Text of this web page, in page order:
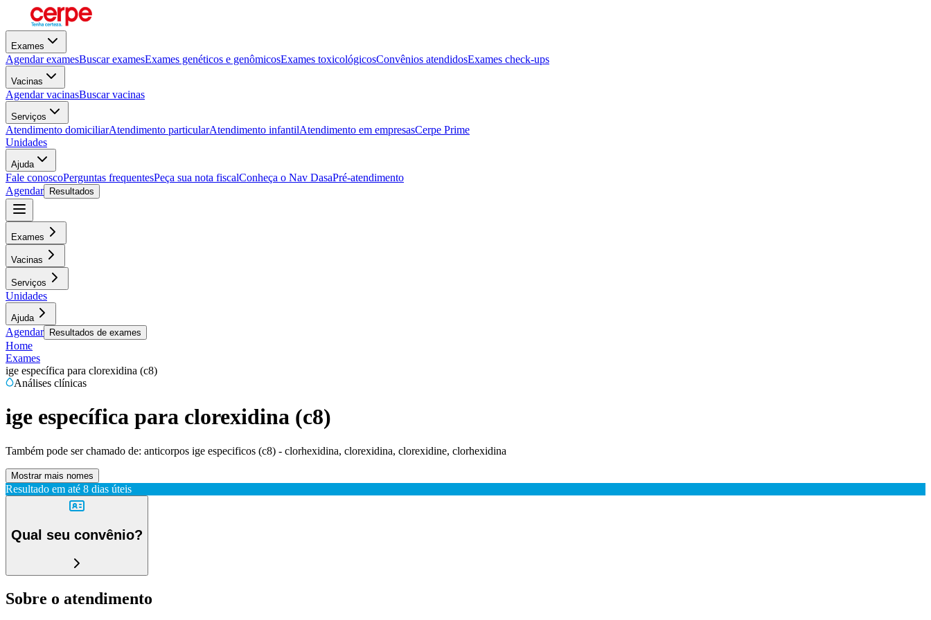
Exames
Agendar examesBuscar examesExames genéticos e genômicosExames toxicológicosConvênios atendidosExames check-ups
Vacinas
Agendar vacinasBuscar vacinas
Serviços
Atendimento domiciliarAtendimento particularAtendimento infantilAtendimento em empresasCerpe Prime
Unidades
Ajuda
Fale conoscoPerguntas frequentesPeça sua nota fiscalConheça o Nav DasaPré-atendimento
Agendar
Resultados
Exames
Vacinas
Serviços
Unidades
Ajuda
Agendar Resultados de exames
Home
Exames
ige específica para clorexidina (c8)
Análises clínicas
ige específica para clorexidina (c8)
Também pode ser chamado de: anticorpos ige especificos (c8) - clorhexidina, clorexidina, clorexidine, clorhexidina
Mostrar mais nomes
Resultado em até 8 dias úteis
Qual seu convênio?
Sobre o atendimento